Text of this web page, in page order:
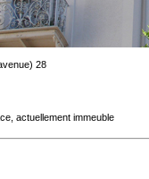
28
actuellement immeuble